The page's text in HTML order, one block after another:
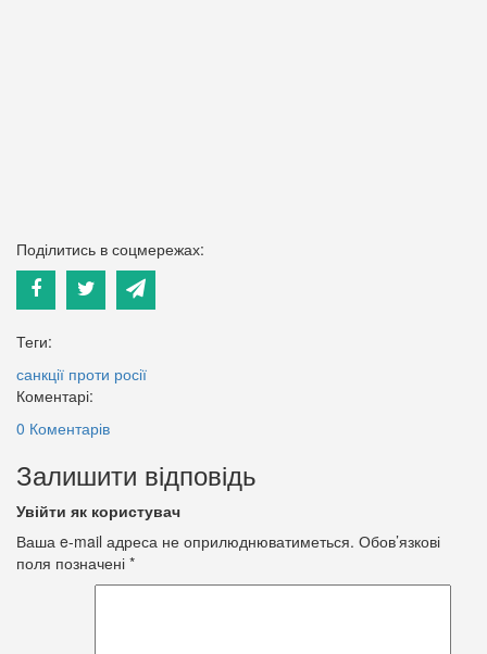
Поділитись в соцмережах:
Теги:
санкції проти росії
Коментарі:
0 Коментарів
Залишити відповідь
Увійти як користувач
Ваша e-mail адреса не оприлюднюватиметься. Обов’язкові
поля позначені *